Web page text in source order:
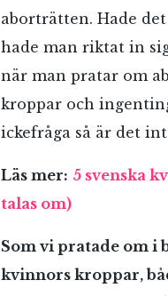
aborträtten. Hade
hade man riktat in
när man pratar om
kroppar och
ickefråga så är det
Läs mer: 5 svenska
talas om)
Som vi pratade om i
kvinnors kroppar,